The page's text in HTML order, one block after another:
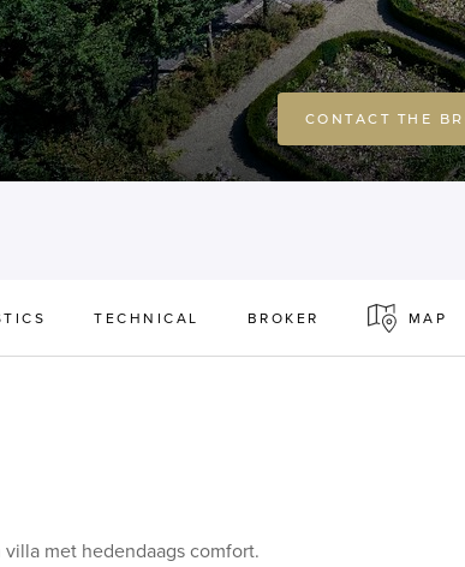
CONTACT THE
TECHNICAL BROKER MAP
met hedendaags comfort.